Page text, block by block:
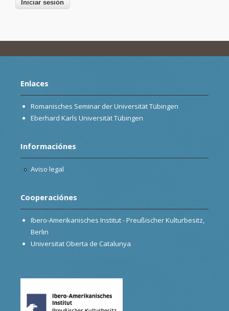
Enlaces
Romanisches Seminar der Universität Tübingen
Eberhard Karls Universität Tübingen
Informaciónes
Aviso legal
Cooperaciónes
Ibero-Amerikanisches Institut - Preußischer Kulturbesitz,
Berlin
Universitat Oberta de Catalunya